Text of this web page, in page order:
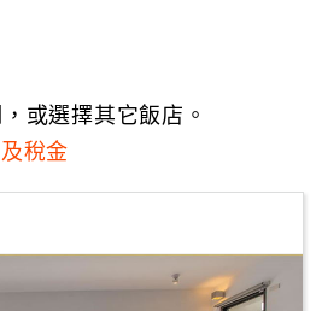
或選擇其它飯店。
稅金